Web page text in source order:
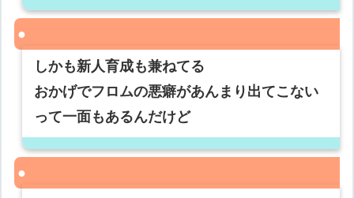
しかも新人育成も兼ねてる
おかげでフロムの悪癖があんまり出てこない
って一面もあるんだけど